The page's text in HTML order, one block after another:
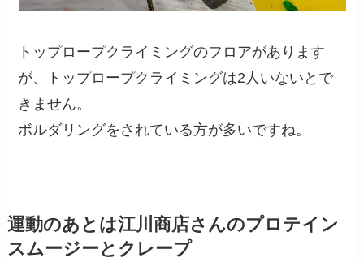
トップロープクライミングのフロアがあります
が、トップロープクライミングは2人いないとで
きません。
ボルダリングをされている方が多いですね。
運動のあとは江川商店さんのプロテイン
スムージーとクレープ